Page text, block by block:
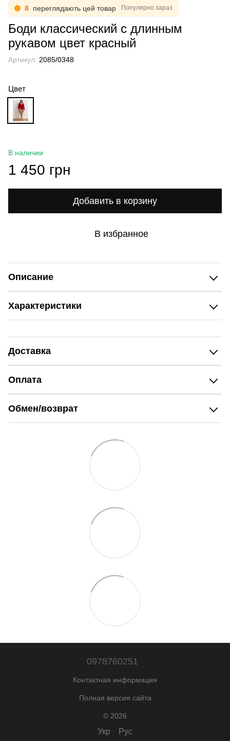
8 переглядають цей товар Популярно зараз
Боди классический с длинным
рукавом цвет красный
Артикул: 2085/0348
Цвет
В наличии
1 450 грн
Добавить в корзину
В избранное
Описание
Характеристики
Доставка
Оплата
Обмен/возврат
0978760251
Контактная информация
Полная версия сайта
© 2026
Укр Рус